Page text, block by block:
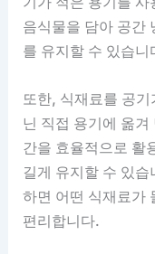
음식물을 담아 공간
를 유지할 수 있습니
또한, 식재료를 공
닌 직접 용기에 옮
간을 효율적으로 활
길게 유지할 수 있
하면 어떤 식재료가
편리합니다.